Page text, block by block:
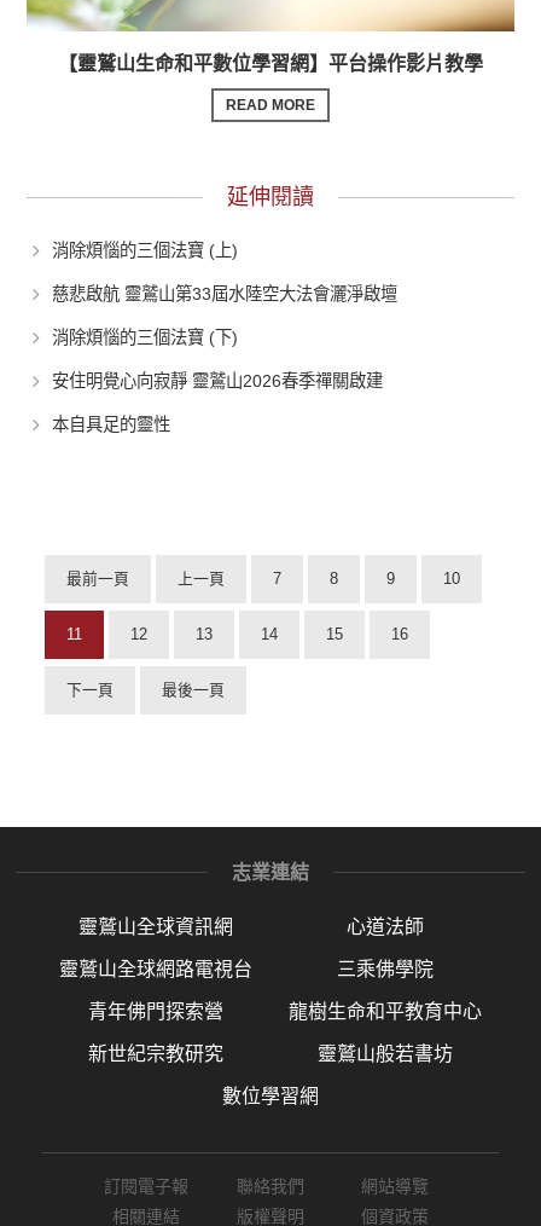
【靈鷲山生命和平數位學習網】平台操作影片教學
READ MORE
延伸閱讀
消除煩惱的三個法寶 (上)
慈悲啟航 靈鷲山第33屆水陸空大法會灑淨啟壇
消除煩惱的三個法寶 (下)
安住明覺心向寂靜 靈鷲山2026春季禪關啟建
本自具足的靈性
最前一頁 上一頁 7 8 9 10
11 12 13 14 15 16
下一頁 最後一頁
志業連結
靈鷲山全球資訊網 心道法師
靈鷲山全球網路電視台 三乘佛學院
青年佛門探索營 龍樹生命和平教育中心
新世紀宗教研究 靈鷲山般若書坊
數位學習網
訂閱電子報 聯絡我們
網站導覽
相關連結
版權聲明 個資政策